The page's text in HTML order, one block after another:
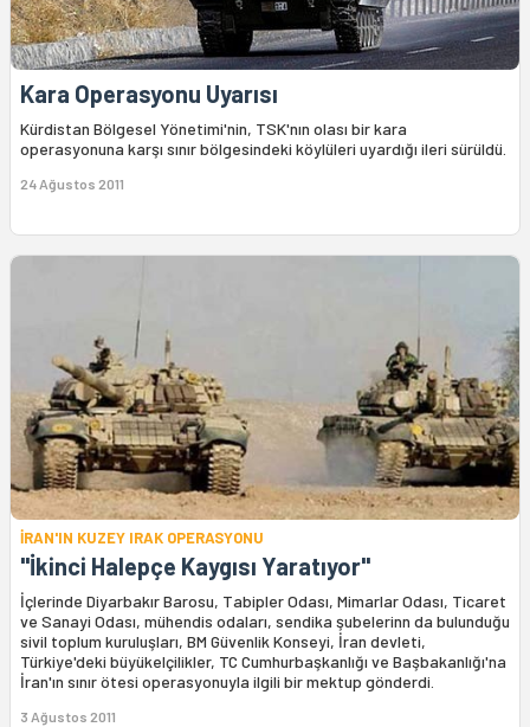
Kara Operasyonu Uyarısı
Kürdistan Bölgesel Yönetimi'nin, TSK'nın olası bir kara
operasyonuna karşı sınır bölgesindeki köylüleri uyardığı ileri sürüldü.
24 Ağustos 2011
İRAN'IN KUZEY IRAK OPERASYONU
"İkinci Halepçe Kaygısı Yaratıyor"
İçlerinde Diyarbakır Barosu, Tabipler Odası, Mimarlar Odası, Ticaret
ve Sanayi Odası, mühendis odaları, sendika şubelerinn da bulunduğu
sivil toplum kuruluşları, BM Güvenlik Konseyi, İran devleti,
Türkiye'deki büyükelçilikler, TC Cumhurbaşkanlığı ve Başbakanlığı'na
İran'ın sınır ötesi operasyonuyla ilgili bir mektup gönderdi.
3 Ağustos 2011